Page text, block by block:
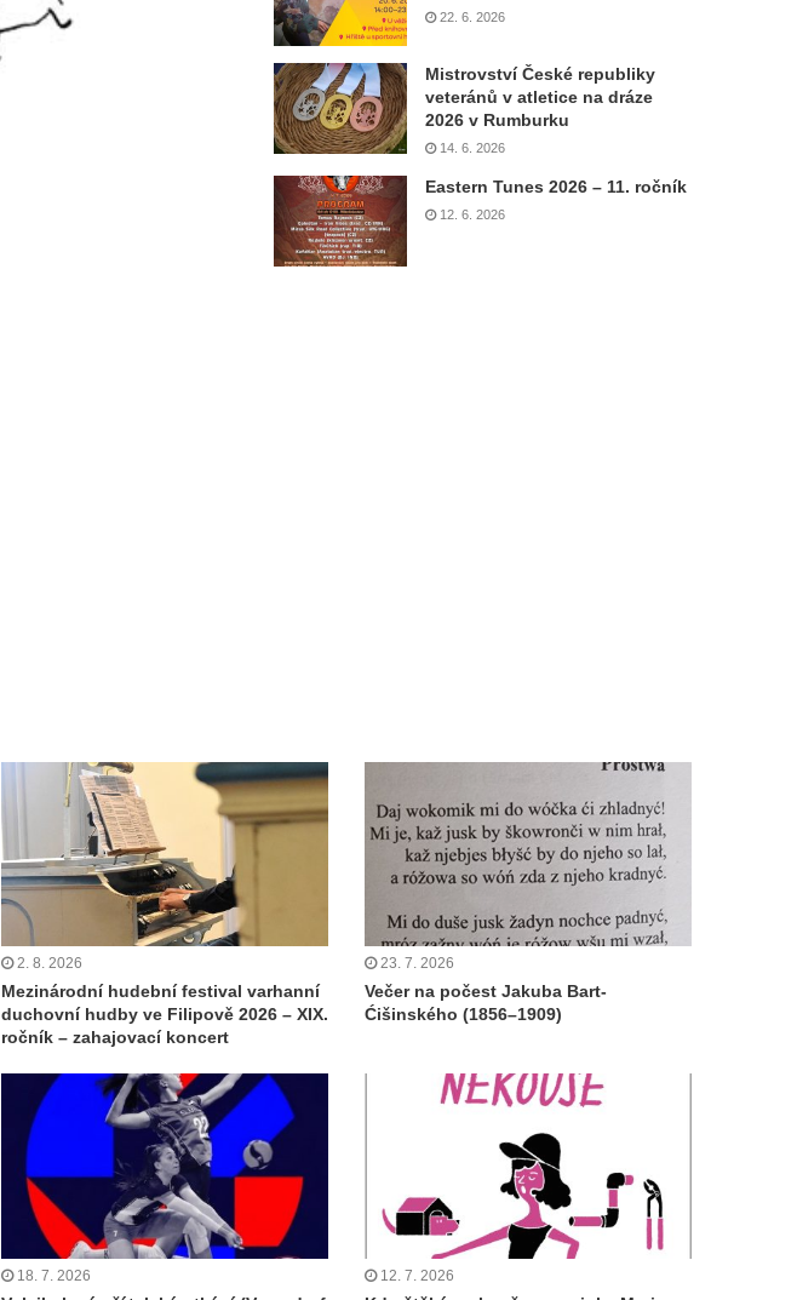
22. 6. 2026
Mistrovství České republiky
veteránů v atletice na dráze
2026 v Rumburku
14. 6. 2026
Eastern Tunes 2026 – 11. ročník
12. 6. 2026
2. 8. 2026
Mezinárodní hudební festival varhanní
duchovní hudby ve Filipově 2026 – XIX.
ročník – zahajovací koncert
23. 7. 2026
Večer na počest Jakuba Bart-
Ćišinského (1856–1909)
18. 7. 2026 12. 7. 2026